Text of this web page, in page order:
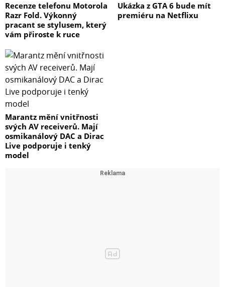
Recenze telefonu Motorola
Razr Fold. Výkonný
pracant se stylusem, který
vám přiroste k ruce
Ukázka z GTA 6 bude mít
premiéru na Netflixu
Marantz mění vnitřnosti
svých AV receiverů. Mají
osmikanálový DAC a Dirac
Live podporuje i tenký
model